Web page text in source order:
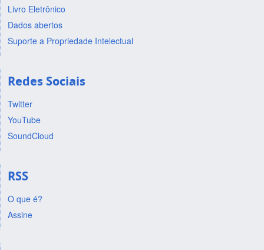
Livro Eletrônico
Dados abertos
Suporte a Propriedade Intelectual
Redes Sociais
Twitter
YouTube
SoundCloud
RSS
O que é?
Assine